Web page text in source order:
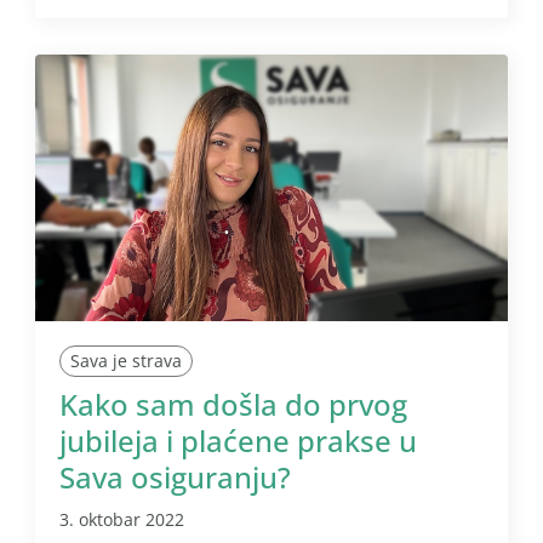
Sava je strava
Kako sam došla do prvog
jubileja i plaćene prakse u
Sava osiguranju?
3. oktobar 2022